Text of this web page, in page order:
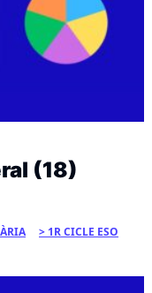
(18)
1R CICLE ESO